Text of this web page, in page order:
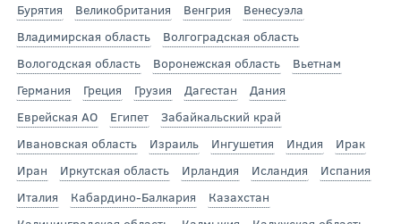
Бурятия
Великобритания Венгрия
Венесуэла
Владимирская область
Волгоградская область
Вологодская область
Воронежская область
Вьетнам
Германия
Греция Грузия Дагестан
Дания
Еврейская АО
Египет
Забайкальский край
Ивановская область
Израиль Ингушетия Индия
Ирак
Иран
Иркутская область Ирландия Исландия
Испания
Италия
Кабардино-Балкария
Казахстан